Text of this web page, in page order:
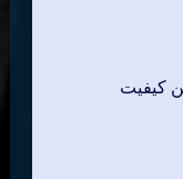
کیفیت